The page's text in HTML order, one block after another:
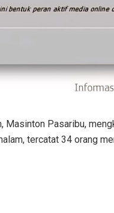
Masinton Pasaribu,
tercatat 34 orang